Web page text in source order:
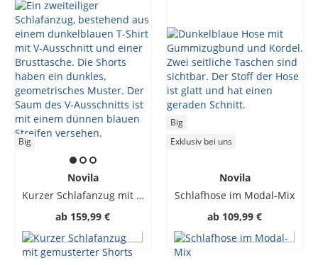
Big
Novila
Kurzer Schlafanzug mit gemusterter Shorts
ab 159,99 €
Big
Exklusiv bei uns
Novila
Schlafhose im Modal-Mix
ab 109,99 €